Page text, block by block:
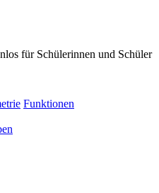
für Schülerinnen und Schüler
Funktionen